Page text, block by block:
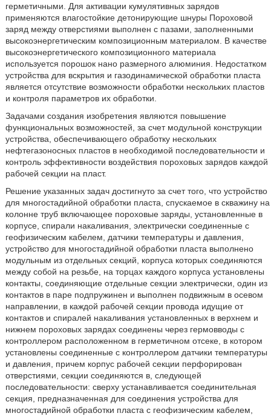
герметичными. Для активации кумулятивных зарядов
применяются влагостойкие детонирующие шнуры Пороховой
заряд между отверстиями выполнен с пазами, заполненными
высокоэнергетическим композиционным материалом. В качестве
высокоэнергетического композиционного материала
используется порошок нано размерного алюминия. Недостатком
устройства для вскрытия и газодинамической обработки пласта
является отсутствие возможности обработки нескольких пластов
и контроля параметров их обработки.
Задачами создания изобретения являются повышение
функциональных возможностей, за счет модульной конструкции
устройства, обеспечивающего обработку нескольких
нефтегазоносных пластов в необходимой последовательности и
контроль эффективности воздействия пороховых зарядов каждой
рабочей секции на пласт.
Решение указанных задач достигнуто за счет того, что устройство
для многостадийной обработки пласта, спускаемое в скважину на
колонне труб включающее пороховые заряды, установленные в
корпусе, спирали накаливания, электрически соединенные с
геофизическим кабелем, датчики температуры и давления,
устройство для многостадийной обработки пласта выполнено
модульным из отдельных секций, корпуса которых соединяются
между собой на резьбе, на торцах каждого корпуса установлены
контакты, соединяющие отдельные секции электрически, один из
контактов в паре подпружинен и выполнен подвижным в осевом
направлении, в каждой рабочей секции провода идущие от
контактов и спиралей накаливания установленных в верхнем и
нижнем пороховых зарядах соединены через гермовводы с
контроллером расположенном в герметичном отсеке, в котором
установлены соединенные с контроллером датчики температуры
и давления, причем корпус рабочей секции перфорирован
отверстиями, секции соединяются в, следующей
последовательности: сверху устанавливается соединительная
секция, предназначенная для соединения устройства для
многостадийной обработки пласта с геофизическим кабелем,